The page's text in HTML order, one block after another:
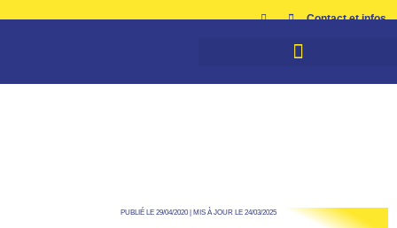
Contact et infos
PUBLIÉ LE 29/04/2020 | MIS À JOUR LE 24/03/2025